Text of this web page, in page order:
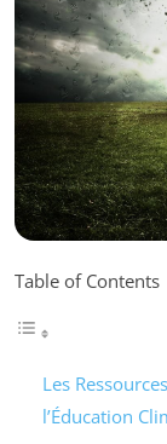
Table of Contents
Les
l’Éducation